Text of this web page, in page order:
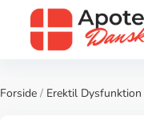
Forside / Erektil Dysfunktion